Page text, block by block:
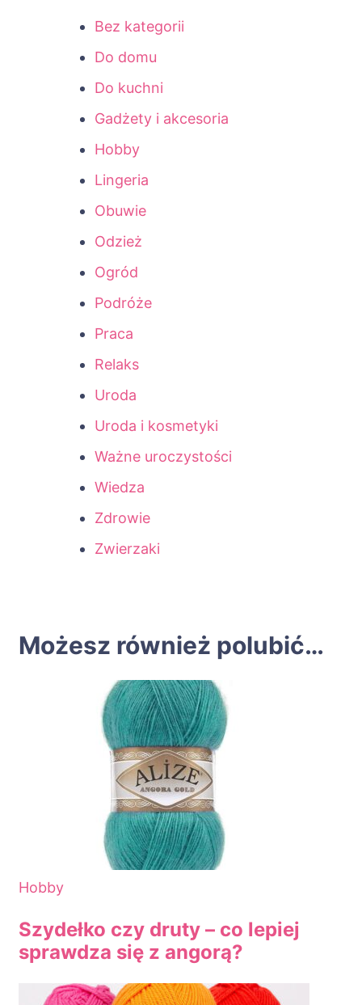
Bez kategorii
Do domu
Do kuchni
Gadżety i akcesoria
Hobby
Lingeria
Obuwie
Odzież
Ogród
Podróże
Praca
Relaks
Uroda
Uroda i kosmetyki
Ważne uroczystości
Wiedza
Zdrowie
Zwierzaki
Możesz również polubić…
Hobby
Szydełko czy druty – co lepiej
sprawdza się z angorą?